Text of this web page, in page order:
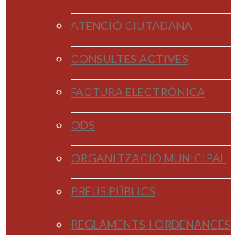
ATENCIÓ CIUTADANA
CONSULTES ACTIVES
FACTURA ELECTRÒNICA
ODS
ORGANITZACIÓ MUNICIPAL
PREUS PÚBLICS
REGLAMENTS I ORDENANCES